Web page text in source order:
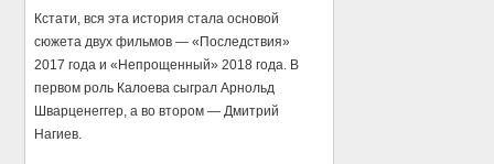
Кстати, вся эта история стала основой
сюжета двух фильмов — «Последствия»
2017 года и «Непрощенный» 2018 года. В
первом роль Калоева сыграл Арнольд
Шварценеггер, а во втором — Дмитрий
Нагиев.